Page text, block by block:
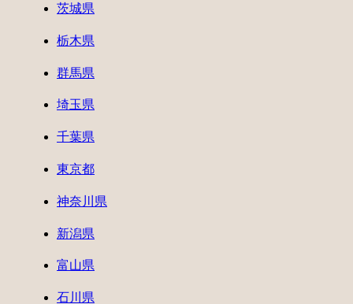
茨城県
栃木県
群馬県
埼玉県
千葉県
東京都
神奈川県
新潟県
富山県
石川県